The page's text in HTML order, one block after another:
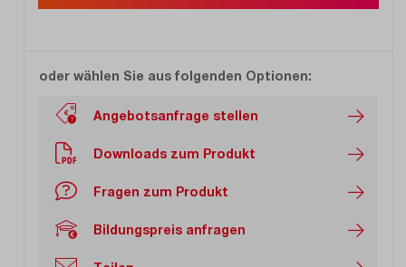
oder wählen Sie aus folgenden Optionen:
Angebotsanfrage stellen
Downloads zum Produkt
Fragen zum Produkt
Bildungspreis anfragen